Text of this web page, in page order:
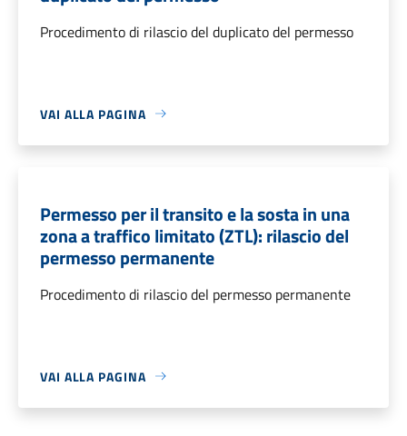
Procedimento di rilascio del duplicato del permesso
VAI ALLA PAGINA
Permesso per il transito e la sosta in una
zona a traffico limitato (ZTL): rilascio del
permesso permanente
Procedimento di rilascio del permesso permanente
VAI ALLA PAGINA